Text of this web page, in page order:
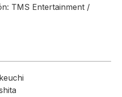
TMS Entertainment /